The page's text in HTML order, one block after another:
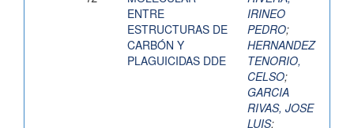
ENTRE
ESTRUCTURAS DE
CARBÓN Y
PLAGUICIDAS DDE
IRINEO
PEDRO;
HERNANDEZ
TENORIO,
CELSO;
GARCIA
RIVAS, JOSE
LUIS;